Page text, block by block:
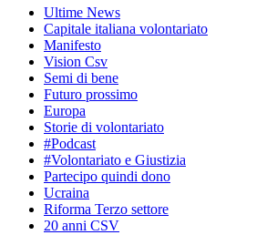
Ultime News
Capitale italiana volontariato
Manifesto
Vision Csv
Semi di bene
Futuro prossimo
Europa
Storie di volontariato
#Podcast
#Volontariato e Giustizia
Partecipo quindi dono
Ucraina
Riforma Terzo settore
20 anni CSV